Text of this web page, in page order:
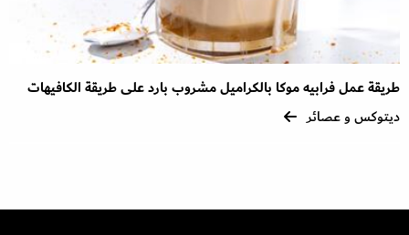
طريقة عمل فرابيه موكا بالكراميل مشروب بارد على طريقة الكافيهات
ديتوكس و عصائر